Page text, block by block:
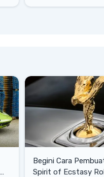
Begini Cara
Spirit of Ecstasy